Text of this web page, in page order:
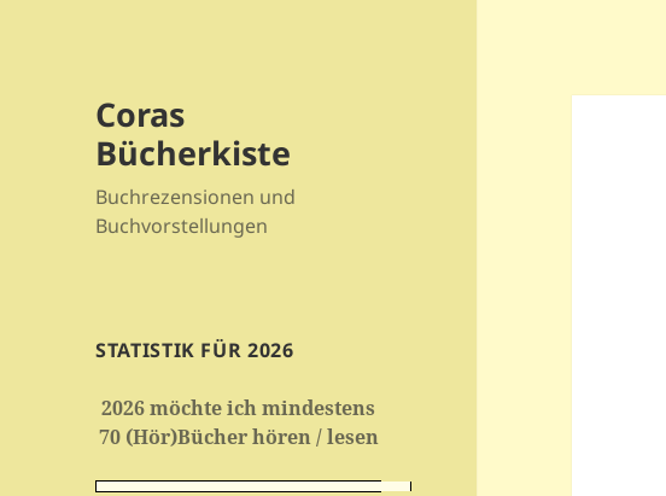
Coras
Bücherkiste
Buchrezensionen und
Buchvorstellungen
STATISTIK FÜR 2026
2026 möchte ich mindestens
70 (Hör)Bücher hören / lesen